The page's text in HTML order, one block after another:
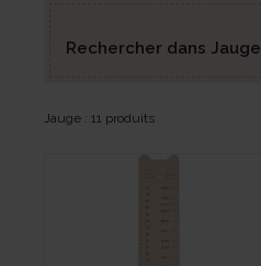
Rechercher dans Jauge
Jauge : 11 produits